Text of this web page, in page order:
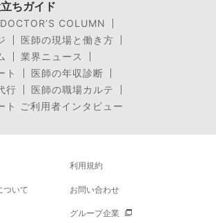
ちガイド
DOCTOR’S COLUMN
医師の現場と働き方
業界ニュース
ト
医師の年収診断
行
医師の職場カルテ
ト ご利用者インタビュー
利用規約
ついて お問い合わせ
グループ企業